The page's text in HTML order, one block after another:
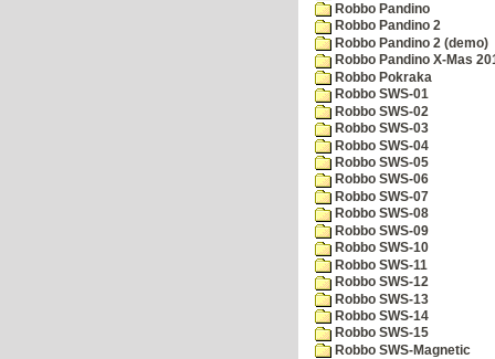
Robbo Pandino
Robbo Pandino 2
Robbo Pandino 2 (demo)
Robbo Pandino X-Mas
Robbo Pokraka
Robbo SWS-01
Robbo SWS-02
Robbo SWS-03
Robbo SWS-04
Robbo SWS-05
Robbo SWS-06
Robbo SWS-07
Robbo SWS-08
Robbo SWS-09
Robbo SWS-10
Robbo SWS-11
Robbo SWS-12
Robbo SWS-13
Robbo SWS-14
Robbo SWS-15
Robbo SWS-Magnetic